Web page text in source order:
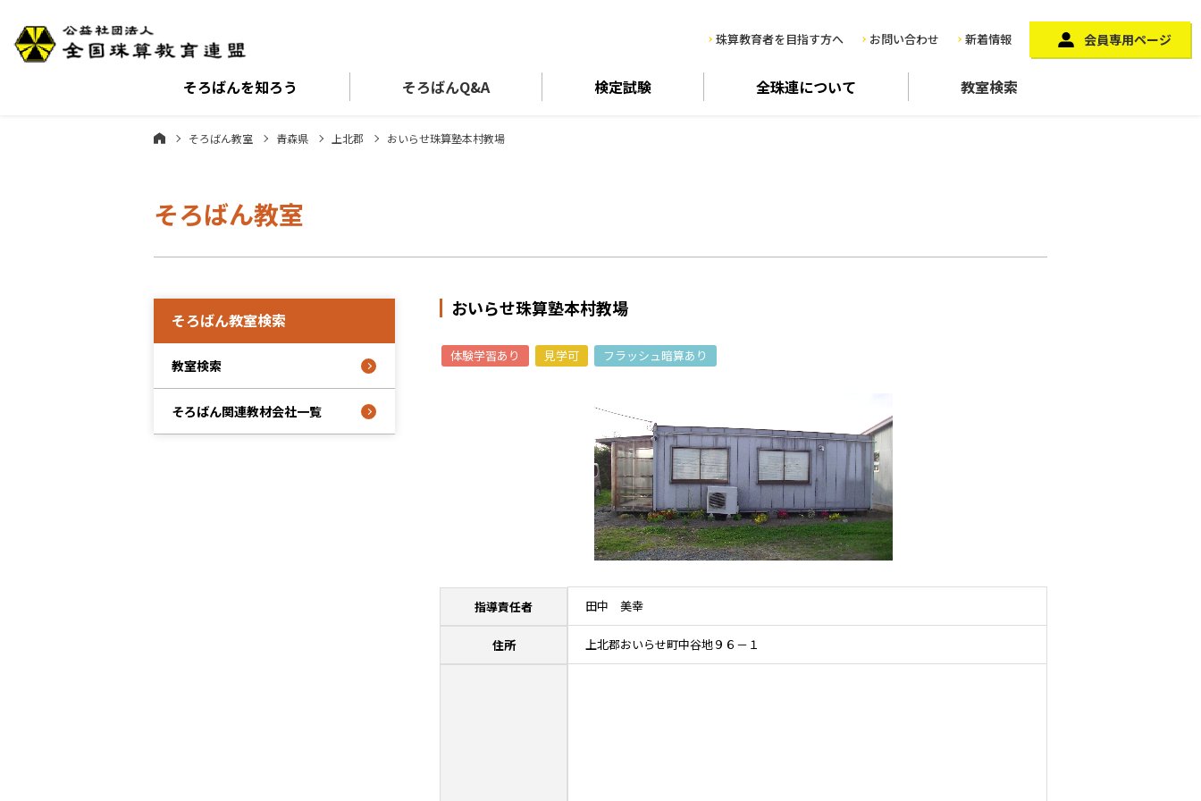
珠算教育者を目指す方へ お問い合わせ 新着情報 会員専用ページ
そろばんを知ろう そろばんQ&A 検定試験 全珠連について 教室検索
そろばん教室 青森県 上北郡 おいらせ珠算塾本村教場
そろばん教室
おいらせ珠算塾本村教場
体験学習あり 見学可 フラッシュ暗算あり
指導責任者 田中 美幸
住所 上北郡おいらせ町中谷地９６－１
そろばん教室検索
教室検索
そろばん関連教材会社一覧